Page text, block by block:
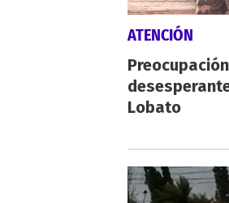
ATENCIÓN
Lobato